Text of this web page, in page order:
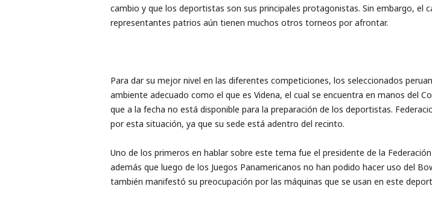
cambio y que los deportistas son sus principales protagonistas. Sin embargo, el
representantes patrios aún tienen muchos otros torneos por afrontar.
Para dar su mejor nivel en las diferentes competiciones, los seleccionados
ambiente adecuado como el que es Videna, el cual se encuentra en manos del
que a la fecha no está disponible para la preparación de los deportistas.
por esta situación, ya que su sede está adentro del recinto.
Uno de los primeros en hablar sobre este tema fue el presidente de la
además que luego de los Juegos Panamericanos no han podido hacer uso del
también manifestó su preocupación por las máquinas que se usan en este